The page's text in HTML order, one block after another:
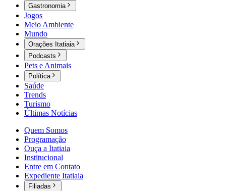
Gastronomia
Jogos
Meio Ambiente
Mundo
Orações Itatiaia
Podcasts
Pets e Animais
Política
Saúde
Trends
Turismo
Últimas Notícias
Quem Somos
Programação
Ouça a Itatiaia
Institucional
Entre em Contato
Expediente Itatiaia
Filiadas